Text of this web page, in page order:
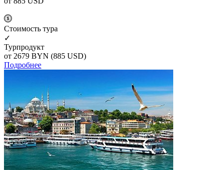
Cтоимость тура
✓
Турпродукт
от 2679 BYN (885 USD)
Подробнее